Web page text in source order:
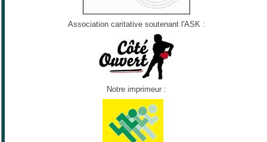
Association caritative soutenant l'ASK :
Notre imprimeur :